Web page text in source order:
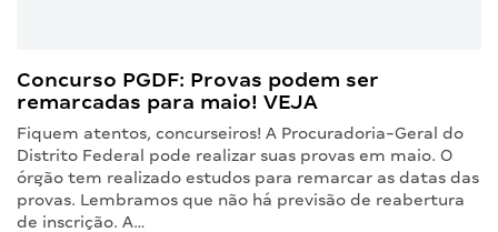
Concurso PGDF: Provas podem ser
remarcadas para maio! VEJA
Fiquem atentos, concurseiros! A Procuradoria-Geral do
Distrito Federal pode realizar suas provas em maio. O
órgão tem realizado estudos para remarcar as datas das
provas. Lembramos que não há previsão de reabertura
de inscrição. A…